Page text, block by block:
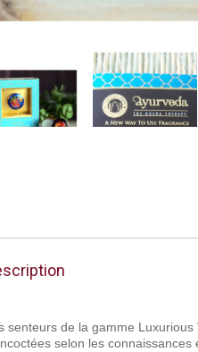
senteurs de la gamme
selon les